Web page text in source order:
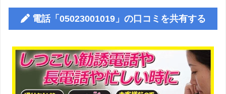
電話「05023001019」の口コミを共有する